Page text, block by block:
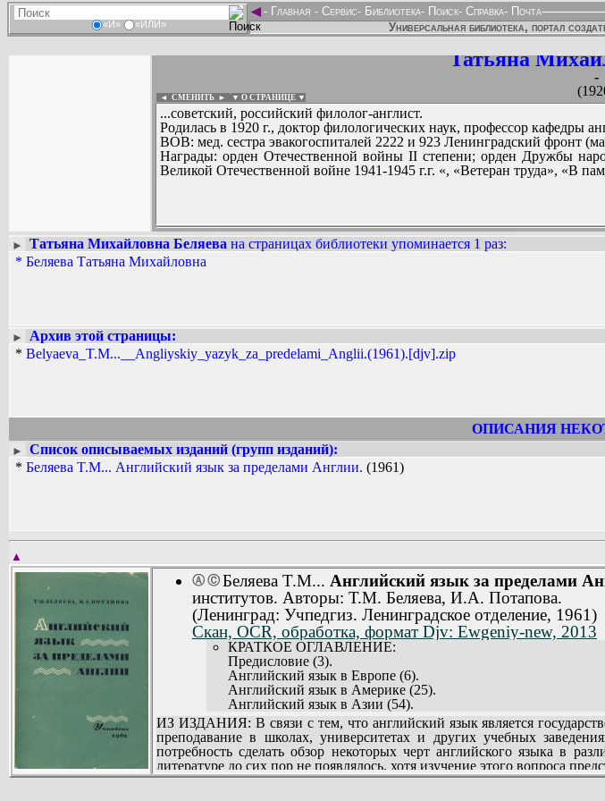
«И» «ИЛИ»
◄- Главная - Сервис- Библиотека- Поиск- Справка- Почта
Универсальная библиотека, портал
Татьяна
-
◄ СМЕНИТЬ ► ▼ О СТРАНИЦЕ ▼
...советский, российский филолог-англист.
Родилась в 1920 г., доктор филологических наук, профессор кафедры
ВОВ: мед. сестра эвакогоспиталей 2222 и 923 Ленинградский фронт
Награды: орден Отечественной войны II степени; орден Дружбы
Великой Отечественной войне 1941-1945 г.г. «, «Ветеран труда», «В
Вадим Ершов...
...
► Татьяна Михайловна Беляева на страницах библиотеки упоминается 1 раз:
* Беляева Татьяна Михайловна
►
Архив этой страницы:
* Belyaeva_T.M...__Angliyskiy_yazyk_za_predelami_Anglii.(1961).[djv].zip
ОПИСАНИЯ
►
Список описываемых изданий (групп изданий):
* Беляева T.M... Английский язык за пределами Англии. (1961)
▲
Ⓐ Ⓒ Беляева T.M... Английский язык за пределами
институтов. Авторы: Т.M. Беляева, И.А. Потапова.
(Ленинград: Учпедгиз. Ленинградское отделение, 1961)
Скан, OCR, обработка, формат Djv: Ewgeniy-new, 2013
КРАТКОЕ ОГЛАВЛЕНИЕ:
Предисловие (3).
Английский язык в Европе (6).
Английский язык в Америке (25).
Английский язык в Азии (54).
Английский язык в Африке (68).
Английский язык в Австралии и Океании (79).
Гибридные и смешанные языки (113).
Креольские языки (139).
ИЗ ИЗДАНИЯ: В связи с тем, что английский язык является
преподавание в школах, университетах и других учебных
потребность сделать обзор некоторых черт английского языка в
литературе до сих пор не появлялось, хотя изучение этого вопроса